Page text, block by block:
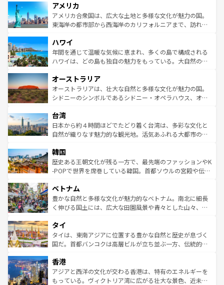
ンツ一覧を参照してほしい。
の建物がそのまま残る町や、スイスならではのユニークな
博物館もあり、アルプス観光だけでなく町歩きも満喫する
ことができる。国民の所得が高いため物価も高いが、旅行
ば市内交通費無料で観光を楽しむこともできる。 なお、新
着のスイス情報はコンテンツ一覧 を参照してほしい。
アメリカ
アメリカ合衆国は、広大な土地と多様な文化が魅力の国。
東海岸の都市部から西海岸のカリフォルニアまで、訪れる
のような巨大都市は、観光、ショッピング、エンターテイ
ンメントが詰まった刺激的なスポットだ。一方、アメリカ
西部には大自然が広がり、グランドキャニオンやイエロー
部のニューオーリンズでは、音楽と美食が融合した独特の
文化が魅力。旅行者はアメリカの各地域で異なる魅力を楽
しみながら、その多様性と豊かな歴史を感じることができ
ならではの贅沢な旅のスタイルだ。 なお、新着のアメリカ
情報はコンテンツ一覧を参照してほしい。
ハワイ
年間を通じて温暖な気候に恵まれ、多くの島で構成される
ハワイは、どの島も独自の魅力をもっている。大自然の神
ワイ島は見逃せない。また、定番の観光地といえばオアフ
島だが、静かな自然を求めるならマウイ島やカウアイ島が
おすすめ。エメラルドグリーンに輝く海をはじめ、豊かな
れるおもてなしの心で訪れる人々を迎えてくれるハワイの
人々、おいしいローカルフードやハワイアンミュージッ
ク、伝統的なフラダンスなど、すべてがハワイの魅力を彩
ワイを、存分に味わってほしい。 なお、新着のハワイ情報
はコンテンツ一覧を参照してほしい。
オーストラリア
オーストラリアは、壮大な自然と多様な文化が魅力の国。
シドニーのシンボルであるシドニー・オペラハウス、オー
リアリーフや大陸中央部にそびえるウルル（エアーズロッ
ク）、タスマニアの美しい原生林やケアンズの熱帯雨林な
ど、見どころがたくさん。また、カフェやワイン、オージ
いる。アクティビティも充実しており、サーフィンやダイ
ビング、ハイキングなど、アウトドア好きにはたまらな
い。オーストラリアの多彩な魅力を存分に味わいつくそ
参照してほしい。
台湾
日本から約４時間ほどでたどり着く台湾は、多彩な文化と
自然が織りなす魅力的な観光地。活気あふれる大都市の台
ン）、静ひつな山岳地帯である台湾東部など、都市の喧騒
と山間の静けさが共存しており、訪れる人に新しい発見と
驚きをもたらしてくれる。また、奥深い台湾の食文化も魅
容にもいいと評判のスイーツなど、バラエティ豊かな料理
が味わえる。 なお、新着の台湾情報は コンテンツ一覧を参
照してほしい。
韓国
歴史ある王朝文化が残る一方で、最先端のファッションやK
-POPで世界を席巻している韓国。首都ソウルの宮殿や伝統
き、地方に足を延ばせば四季折々の自然美を楽しむことが
できる。そして、キムチや焼肉、絶品のストリートフード
まで、さまざまな韓国料理が待っている。夜には、韓国な
リティに包まれながら、韓国の多彩な魅力を心ゆくまで味
わってみてほしい。 なお、新着の韓国情報はコンテンツ一
覧を参照してほしい。
ベトナム
豊かな自然と多様な文化が魅力的なベトナム。南北に細長
く伸びる国土には、広大な田園風景や青々とした山々、世
急速な発展と共に伝統が息づく。ハノイの古い町並みやホ
ーチミン市のフランス統治時代の建物も、独特の雰囲気を
醸し出している。また、バラエティの豊かさとおいしさで
とつ。フォーやバインミー、ベトナムコーヒーなどは、ぜ
ひ現地で味わいたい。どの地域を訪れてもあたたかい人々
が旅行者を迎えてくれるので、きっと忘れられない旅にな
タイ
タイは、東南アジアに位置する豊かな自然と歴史が息づく
国だ。首都バンコクは高層ビルが立ち並ぶ一方、伝統的な
の活気が交差している。北部ではチェンマイなどの山岳地
帯で自然と触れ合い、南部ではプーケットやクラビの美し
いビーチでリゾート気分を楽しむことができる。タイ料理
香港
アジアと西洋の文化が交わる香港は、特有のエネルギーを
もっている。ヴィクトリア湾に広がる壮大な景色、近未来